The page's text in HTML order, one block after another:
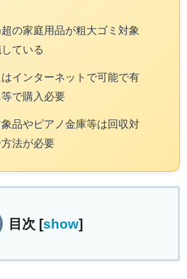
の家庭用品が粗大ゴミ対象
ている
インターネットで可能で有
で購入必要
品やピアノ金庫等は回収対
法が必要
目次 [show]